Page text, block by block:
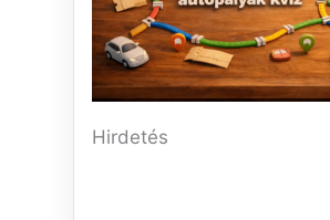
Hirdetés